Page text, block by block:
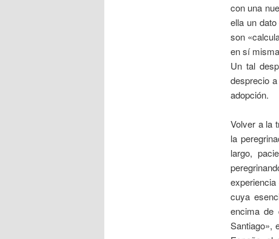
con una
ella un
son
en sí
Un tal
desprecio
adopción.
Volver a la
la
largo,
cuya
encima de
Santiago»,